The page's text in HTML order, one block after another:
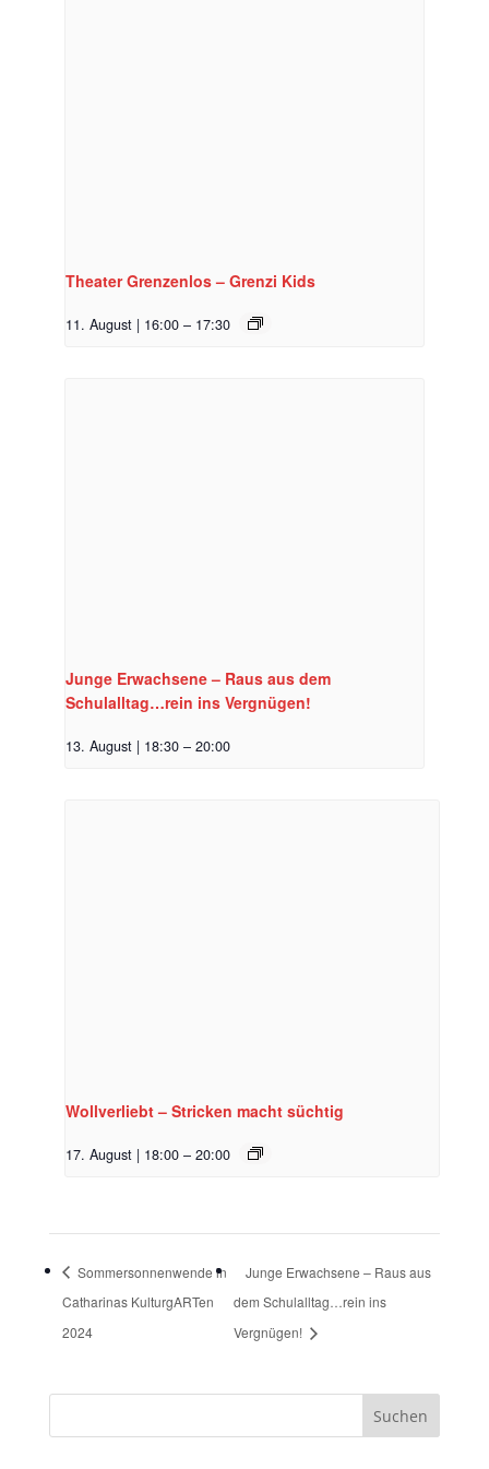
Theater Grenzenlos – Grenzi Kids
11. August | 16:00 – 17:30
Junge Erwachsene – Raus aus dem
Schulalltag…rein ins Vergnügen!
13. August | 18:30 – 20:00
Wollverliebt – Stricken macht süchtig
17. August | 18:00 – 20:00
Sommersonnenwende in
Catharinas KulturgARTen
2024
Junge Erwachsene – Raus aus
dem Schulalltag…rein ins
Vergnügen!